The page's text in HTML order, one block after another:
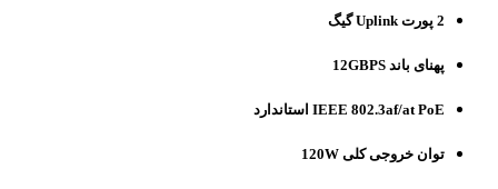
2 پورت Uplink گیگ
پهنای باند 12GBPS
IEEE 802.3af/at PoE استاندارد
توان خروجی کلی 120W